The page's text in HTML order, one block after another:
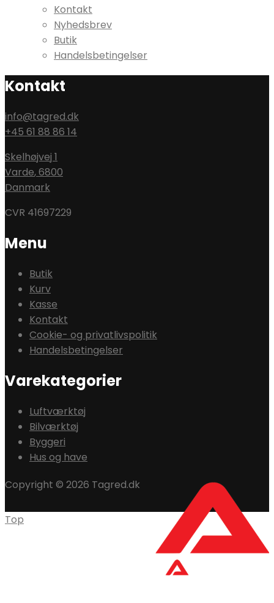
Kontakt
Nyhedsbrev
Butik
Handelsbetingelser
Kontakt
info@tagred.dk
+45 61 88 86 14
Skelhøjvej 1
Varde,6800
Danmark
CVR 41697229
Menu
Butik
Kurv
Kasse
Kontakt
Cookie- og privatlivspolitik
Handelsbetingelser
Varekategorier
Luftværktøj
Bilværktøj
Byggeri
Hus og have
Copyright © 2026 Tagred.dk
Top